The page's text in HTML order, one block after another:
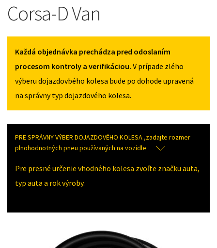
Corsa-D Van
Každá objednávka prechádza pred odoslaním
procesom kontroly a verifikáciou. V prípade zlého
výberu dojazdovbého kolesa bude po dohode upravená
na správny typ dojazdového kolesa.
PRE SPRÁVNY VÝBER DOJAZDOVÉHO KOLESA ,zadajte rozmer
plnohodnotných pneu používaných na vozidle
Pre presné určenie vhodného kolesa zvoľte značku auta,
typ auta a rok výroby.